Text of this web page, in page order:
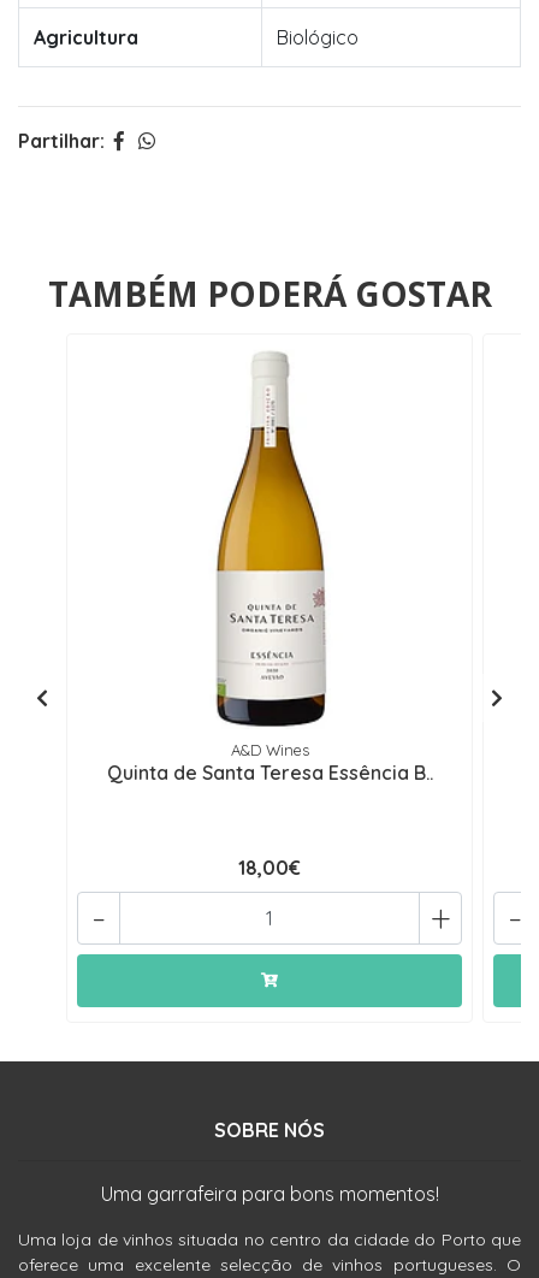
Agricultura Biológico
Partilhar:
TAMBÉM PODERÁ GOSTAR
A&D Wines
Quinta de Santa Teresa Essência B..
18,00€
+
- -
SOBRE NÓS
Uma garrafeira para bons momentos!
Uma loja de vinhos situada no centro da cidade do Porto que
oferece uma excelente selecção de vinhos portugueses. O